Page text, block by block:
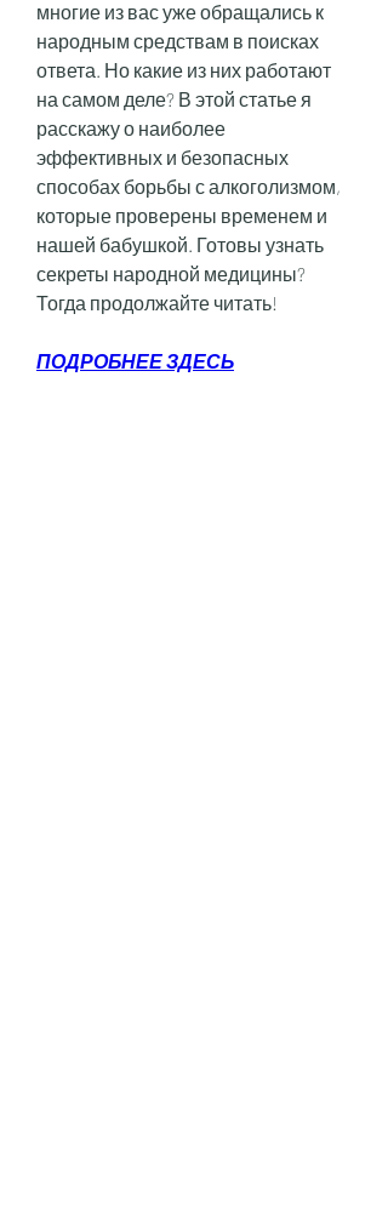
многие из вас уже обращались к
народным средствам в поисках
ответа. Но какие из них работают
на самом деле? В этой статье я
расскажу о наиболее
эффективных и безопасных
способах борьбы с алкоголизмом,
которые проверены временем и
нашей бабушкой. Готовы узнать
секреты народной медицины?
Тогда продолжайте читать!
ПОДРОБНЕЕ ЗДЕСЬ